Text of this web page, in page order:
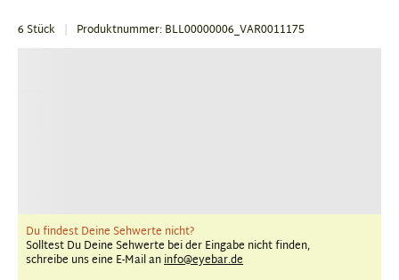
6 Stück Produktnummer: BLL00000006_VAR0011175
Du findest Deine Sehwerte nicht?
Solltest Du Deine Sehwerte bei der Eingabe nicht finden,
schreibe uns eine E-Mail aninfo@eyebar.de